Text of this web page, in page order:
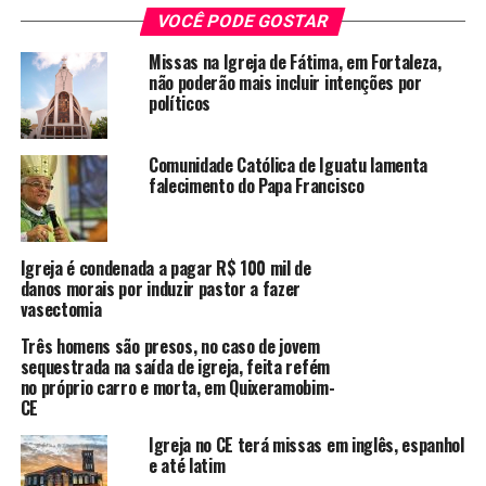
— propõe uma Igreja Católica humilde, destaca o vácuo
entre a doutrina sobre temas ligados à moralidade
sexual e a sua aceitação pelos fiéis e reconhece que a
crise da família é parte de uma crise social. Apesar de
manter a rejeição ao casamento homossexual, o texto se
alinha ao tom suavizado adotado pelo papa Francisco
em relação a gays e lésbicas.
De acordo com o documento, baseado em 39 perguntas
respondidas por 114 conferências episcopais de todo o
mundo, a Igreja deve encontrar o equilíbrio entre os
ensinamentos sobre a família tradicional e “uma atitude
respeitosa e não moralista para com as pessoas que
vivem nessas uniões (homossexuais)”. O texto defende
que os filhos desses casais sejam recebidos na fé com a
mesma dignidade dos outros fiéis. “Quando as pessoas
que vivem em tais uniões precisam batizar uma criança,
quase todas as respostas enfatizam que ela deve receber
VOCÊ PODE GOSTAR
Missas na Igreja de Fátima, em Fortaleza,
não poderão mais incluir intenções por
políticos
Comunidade Católica de Iguatu lamenta
falecimento do Papa Francisco
Igreja é condenada a pagar R$ 100 mil de
danos morais por induzir pastor a fazer
vasectomia
Três homens são presos, no caso de jovem
sequestrada na saída de igreja, feita refém
no próprio carro e morta, em Quixeramobim-
CE
Igreja no CE terá missas em inglês, espanhol
e até latim